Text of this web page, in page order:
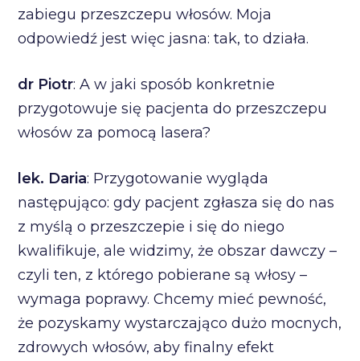
zabiegu przeszczepu włosów. Moja
odpowiedź jest więc jasna: tak, to działa.
dr Piotr: A w jaki sposób konkretnie
przygotowuje się pacjenta do przeszczepu
włosów za pomocą lasera?
lek. Daria: Przygotowanie wygląda
następująco: gdy pacjent zgłasza się do nas
z myślą o przeszczepie i się do niego
kwalifikuje, ale widzimy, że obszar dawczy –
czyli ten, z którego pobierane są włosy –
wymaga poprawy. Chcemy mieć pewność,
że pozyskamy wystarczająco dużo mocnych,
zdrowych włosów, aby finalny efekt